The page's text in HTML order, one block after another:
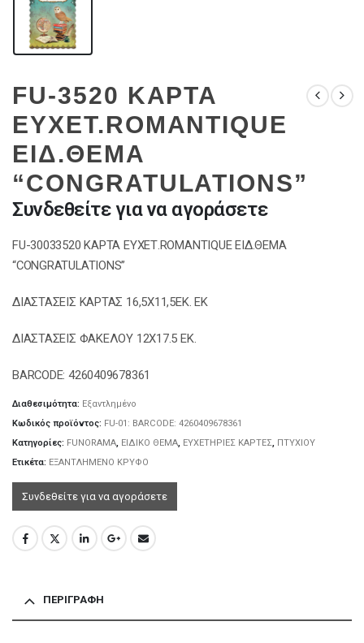
FU-3520 ΚΑΡΤΑ
ΕΥΧΕΤ.ROMANTIQUE
ΕΙΔ.ΘΕΜΑ
“CONGRATULATIONS”
Συνδεθείτε για να αγοράσετε
FU-30033520 ΚΑΡΤΑ ΕΥΧΕΤ.ROMANTIQUE ΕΙΔ.ΘΕΜΑ
“CONGRATULATIONS”
ΔΙΑΣΤΑΣΕΙΣ ΚΑΡΤΑΣ 16,5Χ11,5ΕΚ. ΕΚ
ΔΙΑΣΤΑΣΕΙΣ ΦΑΚΕΛΟΥ 12Χ17.5 ΕΚ.
BARCODE: 4260409678361
Διαθεσιμότητα: Εξαντλημένο
Κωδικός προϊόντος: FU-01: BARCODE: 4260409678361
Κατηγορίες: FUNORAMA, ΕΙΔΙΚΟ ΘΕΜΑ, ΕΥΧΕΤΗΡΙΕΣ ΚΑΡΤΕΣ, ΠΤΥΧΙΟΥ
Ετικέτα: ΕΞΑΝΤΛΗΜΕΝΟ ΚΡΥΦΟ
Συνδεθείτε για να αγοράσετε
ΠΕΡΙΓΡΑΦΉ